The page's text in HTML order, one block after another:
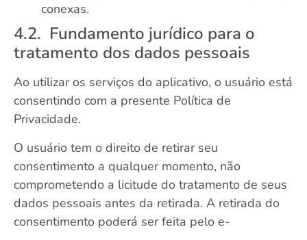
conexas.
4.2. Fundamento jurídico para o
tratamento dos dados pessoais
Ao utilizar os serviços do aplicativo, o usuário está
consentindo com a presente Política de
Privacidade.
O usuário tem o direito de retirar seu
consentimento a qualquer momento, não
comprometendo a licitude do tratamento de seus
dados pessoais antes da retirada. A retirada do
consentimento poderá ser feita pelo e-